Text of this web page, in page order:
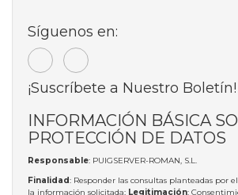
Síguenos en:
¡Suscríbete a Nuestro Boletín!
INFORMACIÓN BÁSICA
PROTECCIÓN DE DATOS
Responsable: PUIGSERVER-ROMAN, S.L.
Finalidad: Responder las consultas planteadas por
la información solicitada; Legitimación: